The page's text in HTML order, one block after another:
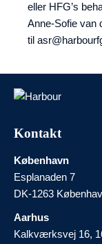
eller HFG’s
Anne-Sofie van
til
Kontakt
København
Esplanaden 7
DK-1263
Aarhus
Kalkværksvej 16,